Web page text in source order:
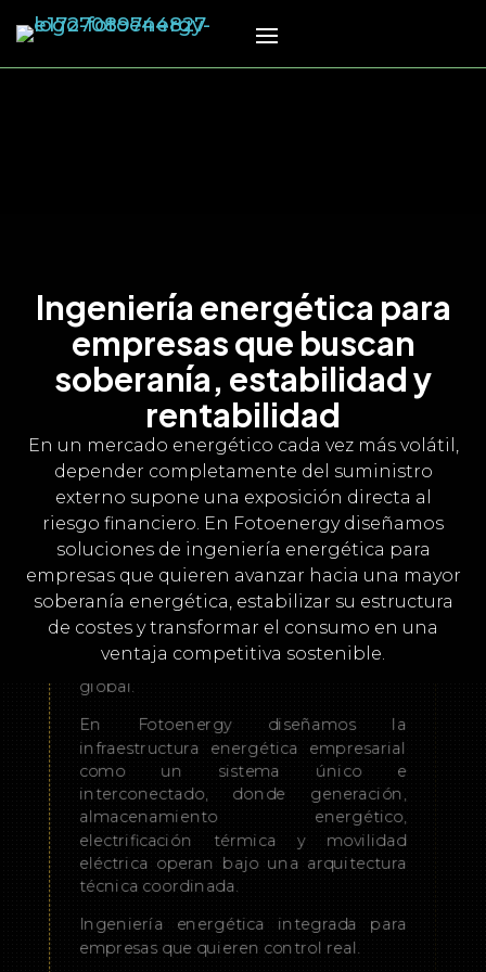
Ingeniería energética para
empresas que buscan
soberanía, estabilidad y
rentabilidad
En un mercado energético cada vez más volátil,
depender completamente del suministro
externo supone una exposición directa al
riesgo financiero. En Fotoenergy diseñamos
soluciones de ingeniería energética para
empresas que quieren avanzar hacia una mayor
soberanía energética, estabilizar su estructura
de costes y transformar el consumo en una
ventaja competitiva sostenible.
integrada: diseñar
independencia con criterio
técnico
El verdadero problema no suele ser la
tecnología.
Es la falta de coherencia entre sistemas.
Muchas empresas incorporan
soluciones energéticas aisladas que no
están dimensionadas bajo una
estrategia común. El resultado:
infraestructuras que no dialogan entre
sí y que no optimizan el rendimiento
global.
En Fotoenergy diseñamos la
infraestructura energética empresarial
como un sistema único e
interconectado, donde generación,
almacenamiento energético,
electrificación térmica y movilidad
eléctrica operan bajo una arquitectura
técnica coordinada.
Ingeniería energética integrada para
empresas que quieren control real.